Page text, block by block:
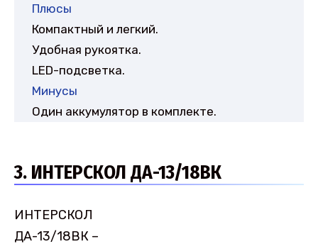
Плюсы
Компактный и легкий.
Удобная рукоятка.
LED-подсветка.
Минусы
Один аккумулятор в комплекте.
3. ИНТЕРСКОЛ ДА-13/18ВК
ИНТЕРСКОЛ
ДА-13/18ВК –